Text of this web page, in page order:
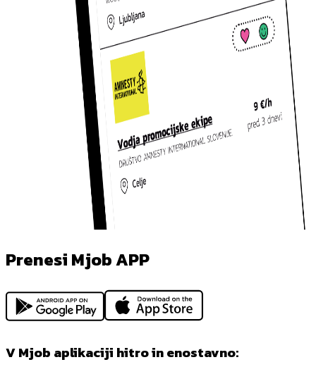
Prenesi Mjob APP
V Mjob aplikaciji hitro in enostavno: